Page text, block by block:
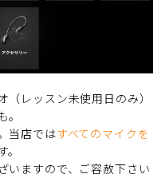
レッスン未使用日のみ）
当店ではすべてのマイクを
いますので、ご容赦下さい